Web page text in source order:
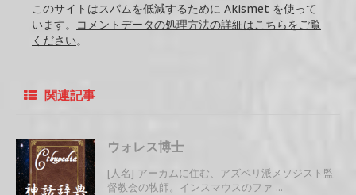
このサイトはスパムを低減するために Akismet を使って
います。
コメントデータの処理方法の詳細はこちらをご覧
ください。
関連記事
ウォレス博士
[人名] アーカムに住む、アズベリ派メソジスト監
督教会の牧師。インスマウスのファ ...